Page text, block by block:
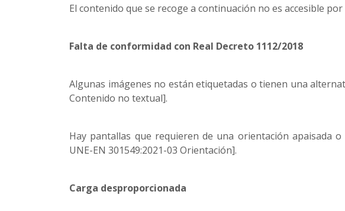
El contenido que se recoge a continuación no es accesible
Falta de conformidad con Real Decreto 1112/2018
Algunas imágenes no están etiquetadas o tienen una
Contenido no textual].
Hay pantallas que requieren de una orientación apaisada
UNE-EN 301549:2021-03 Orientación].
Carga desproporcionada